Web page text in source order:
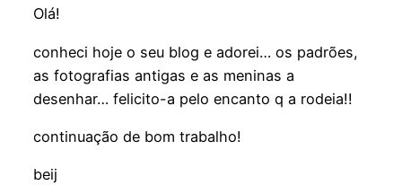
Olá!
conheci hoje o seu blog e adorei… os padrões,
as fotografias antigas e as meninas a
desenhar… felicito-a pelo encanto q a rodeia!!
continuação de bom trabalho!
beij